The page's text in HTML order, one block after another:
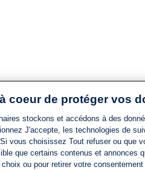
coeur de protéger vos
stockons et accédons à des
J'accepte, les technologies de
vous choisissez Tout refuser ou
que certains contenus et annonces
ou pour retirer votre